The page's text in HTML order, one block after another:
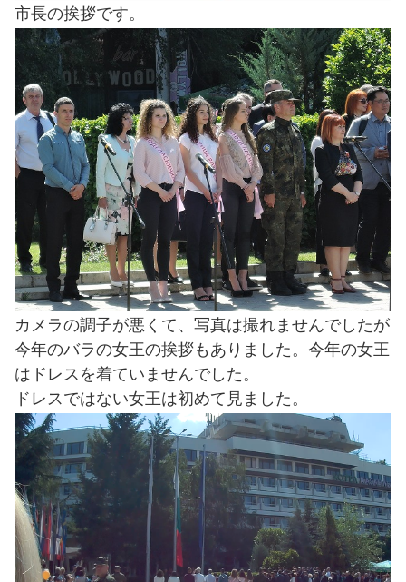
市長の挨拶です。
カメラの調子が悪くて、写真は撮れませんでしたが
今年のバラの女王の挨拶もありました。今年の女王
はドレスを着ていませんでした。
ドレスではない女王は初めて見ました。